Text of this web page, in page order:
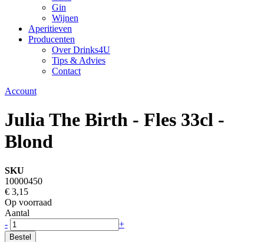
Gin
Wijnen
Aperitieven
Producenten
Over Drinks4U
Tips & Advies
Contact
Account
Julia The Birth - Fles 33cl -
Blond
SKU
10000450
€ 3,15
Op voorraad
Aantal
-
+
Bestel